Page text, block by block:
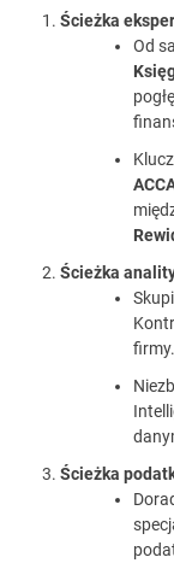
Ścieżka
Od
Ścieżka
firmy.
Ścieżka